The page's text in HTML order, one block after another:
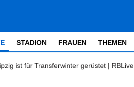
STADION FRAUEN THEMEN
ist für Transferwinter gerüstet | RBLive